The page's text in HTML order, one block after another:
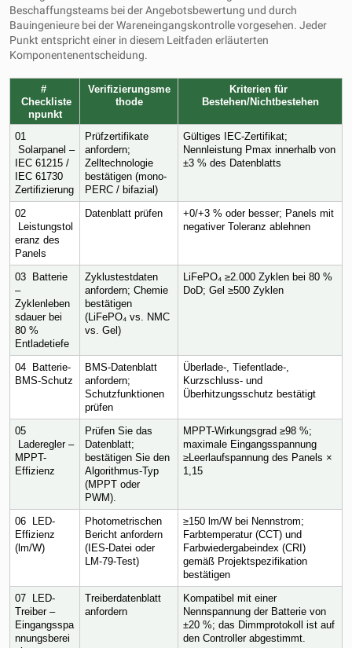
Beschaffungsteams bei der Angebotsbewertung und durch
Bauingenieure bei der Wareneingangskontrolle vorgesehen. Jeder
Punkt entspricht einer in diesem Leitfaden erläuterten
Komponentenentscheidung.
#
Checkliste
npunkt
Verifizierungsme
thode
Kriterien für
Bestehen/Nichtbestehen
01
Solarpanel –
IEC 61215 /
IEC 61730
Zertifizierung
Prüfzertifikate
anfordern;
Zelltechnologie
bestätigen (mono-
PERC / bifazial)
Gültiges IEC-Zertifikat;
Nennleistung Pmax innerhalb von
±3 % des Datenblatts
02
Leistungstol
eranz des
Panels
Datenblatt prüfen
+0/+3 % oder besser; Panels mit
negativer Toleranz ablehnen
03  Batterie
–
Zyklenleben
sdauer bei
80 %
Entladetiefe
Zyklustestdaten
anfordern; Chemie
bestätigen
(LiFePO₄ vs. NMC
vs. Gel)
LiFePO₄ ≥2.000 Zyklen bei 80 %
DoD; Gel ≥500 Zyklen
04  Batterie-
BMS-Schutz
BMS-Datenblatt
anfordern;
Schutzfunktionen
prüfen
Überlade-, Tiefentlade-,
Kurzschluss- und
Überhitzungsschutz bestätigt
05
Laderegler –
MPPT-
Effizienz
Prüfen Sie das
Datenblatt;
bestätigen Sie den
Algorithmus-Typ
(MPPT oder
PWM).
MPPT-Wirkungsgrad ≥98 %;
maximale Eingangsspannung
≥Leerlaufspannung des Panels ×
1,15
06  LED-
Effizienz
(lm/W)
Photometrischen
Bericht anfordern
(IES-Datei oder
LM-79-Test)
≥150 lm/W bei Nennstrom;
Farbtemperatur (CCT) und
Farbwiedergabeindex (CRI)
gemäß Projektspezifikation
bestätigen
07  LED-
Treiber –
Eingangsspa
nnungsberei
Treiberdatenblatt
anfordern
Kompatibel mit einer
Nennspannung der Batterie von
±20 %; das Dimmprotokoll ist auf
den Controller abgestimmt.